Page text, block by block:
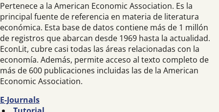
Pertenece a la American Economic Association. Es la
principal fuente de referencia en materia de literatura
económica. Esta base de datos contiene más de 1 millón
de registros que abarcan desde 1969 hasta la actualidad.
EconLit, cubre casi todas las áreas relacionadas con la
economía. Además, permite acceso al texto completo de
más de 600 publicaciones incluidas las de la American
Economic Association.
E-Journals